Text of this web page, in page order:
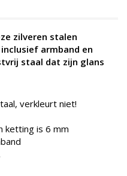
zilveren stalen
armband en
staal dat zijn glans
verkleurt niet!
ketting is 6 mm